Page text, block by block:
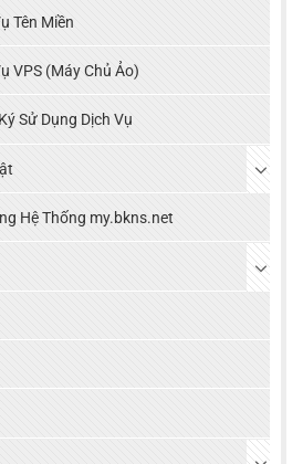
Tên Miền
VPS (Máy Chủ Ảo)
Sử Dụng Dịch Vụ
Hệ Thống my.bkns.net